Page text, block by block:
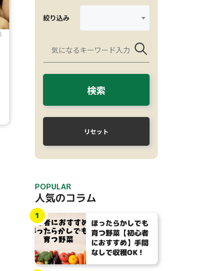
絞り込み
検索
リセット
POPULAR
人気のコラム
ほったらかしでも
育つ野菜【初心者
におすすめ】手間
なしで収穫OK！
1